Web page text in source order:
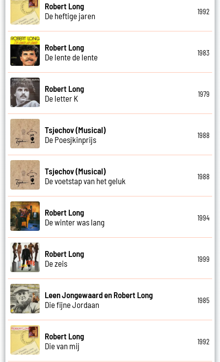
Robert Long
De heftige jaren
1992
Robert Long
De lente de lente
1983
Robert Long
De letter K
1979
Tsjechov (Musical)
De Poesjkinprijs
1988
Tsjechov (Musical)
De voetstap van het geluk
1988
Robert Long
De winter was lang
1994
Robert Long
De zeis
1999
Leen Jongewaard en Robert Long
Die fijne Jordaan
1985
Robert Long
Die van mij
1992